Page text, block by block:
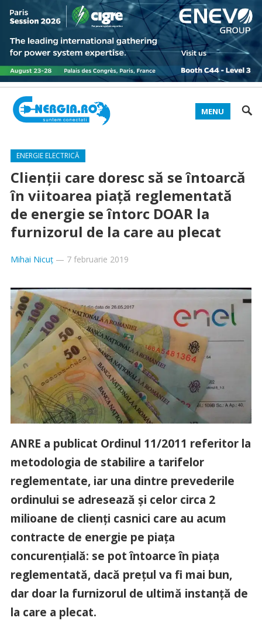
MENU
ENERGIE ELECTRICĂ
Clienţii care doresc să se întoarcă
în viitoarea piaţă reglementată
de energie se întorc DOAR la
furnizorul de la care au plecat
Mihai Nicuț— 7 februarie 2019
ANRE a publicat Ordinul 11/2011 referitor la
metodologia de stabilire a tarifelor
reglementate, iar una dintre prevederile
ordinului se adresează şi celor circa 2
milioane de clienţi casnici care au acum
contracte de energie pe piaţa
concurenţială: se pot întoarce în piaţa
reglementată, dacă preţul va fi mai bun,
dar doar la furnizorul de ultimă instanţă de
la care a plecat.